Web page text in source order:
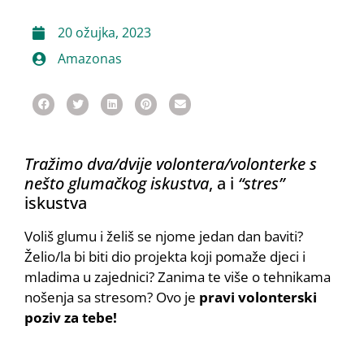
20 ožujka, 2023
Amazonas
Tražimo dva/dvije volontera/volonterke s
nešto glumačkog iskustva, a i “stres”
iskustva
Voliš glumu i želiš se njome jedan dan baviti?
Želio/la bi biti dio projekta koji pomaže djeci i
mladima u zajednici? Zanima te više o tehnikama
nošenja sa stresom? Ovo je pravi volonterski
poziv za tebe!